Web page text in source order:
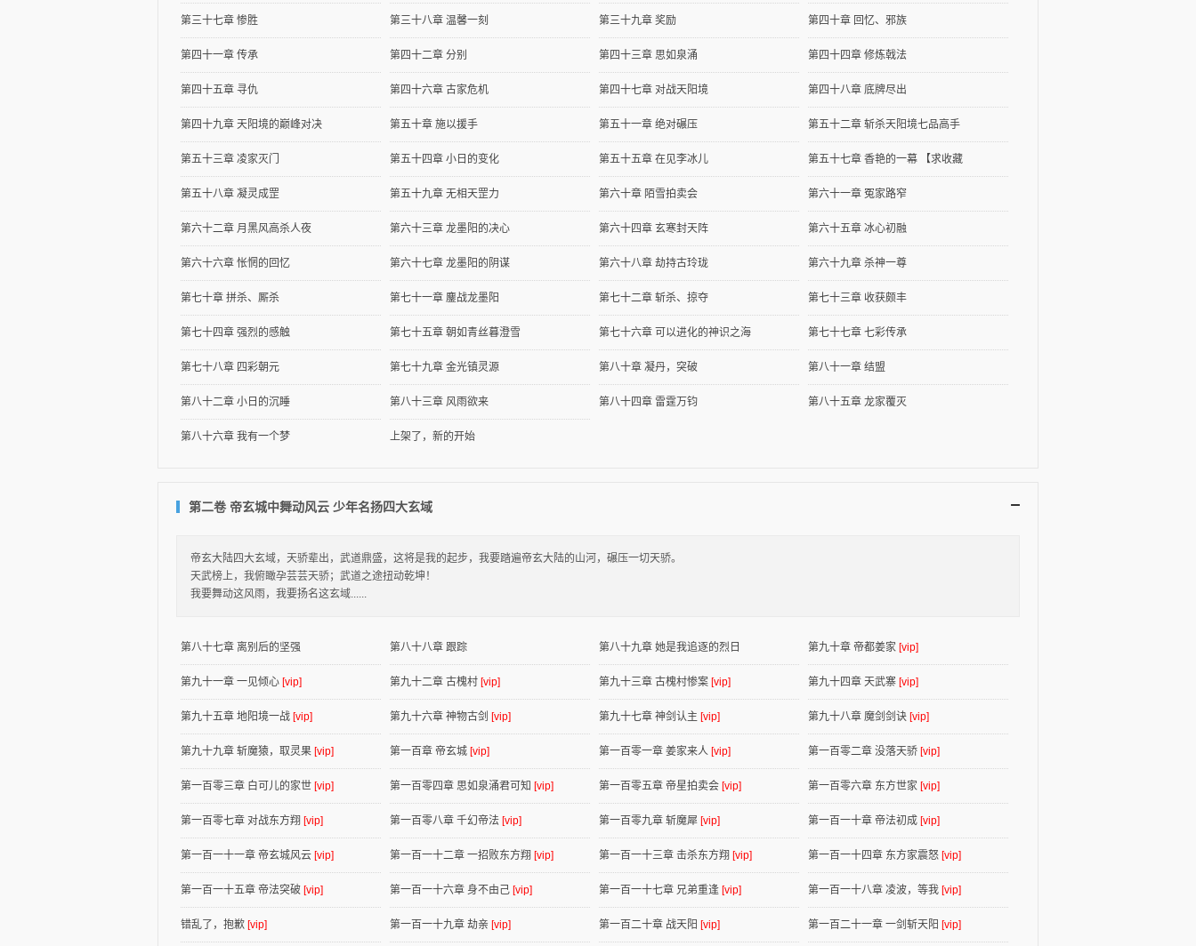
第三十七章 惨胜 第三十八章 温馨一刻 第三十九章 奖励 第四十章 回忆、邪族
第四十一章 传承 第四十二章 分别 第四十三章 思如泉涌 第四十四章 修炼戟法
第四十五章 寻仇 第四十六章 古家危机 第四十七章 对战天阳境 第四十八章 底牌尽出
第四十九章 天阳境的巅峰对决 第五十章 施以援手 第五十一章 绝对碾压 第五十二章 斩杀天阳境七品高手
第五十三章 凌家灭门 第五十四章 小日的变化 第五十五章 在见李冰儿 第五十七章 香艳的一幕 【求收藏
第五十八章 凝灵成罡 第五十九章 无相天罡力 第六十章 陌雪拍卖会 第六十一章 冤家路窄
第六十二章 月黑风高杀人夜 第六十三章 龙墨阳的决心 第六十四章 玄寒封天阵 第六十五章 冰心初融
第六十六章 怅惘的回忆 第六十七章 龙墨阳的阴谋 第六十八章 劫持古玲珑 第六十九章 杀神一尊
第七十章 拼杀、厮杀 第七十一章 鏖战龙墨阳 第七十二章 斩杀、掠夺 第七十三章 收获颇丰
第七十四章 强烈的感触 第七十五章 朝如青丝暮澄雪 第七十六章 可以进化的神识之海 第七十七章 七彩传承
第七十八章 四彩朝元 第七十九章 金光镇灵源 第八十章 凝丹，突破 第八十一章 结盟
第八十二章 小日的沉睡 第八十三章 风雨欲来 第八十四章 雷霆万钧 第八十五章 龙家覆灭
第八十六章 我有一个梦 上架了，新的开始
第二卷 帝玄城中舞动风云 少年名扬四大玄域
帝玄大陆四大玄域，天骄辈出，武道鼎盛，这将是我的起步，我要踏遍帝玄大陆的山河，碾压一切天骄。
天武榜上，我俯瞰孕芸芸天骄；武道之途扭动乾坤！
我要舞动这风雨，我要扬名这玄域......
第八十七章 离别后的坚强 第八十八章 跟踪 第八十九章 她是我追逐的烈日 第九十章 帝都姜家 [vip]
第九十一章 一见倾心 [vip] 第九十二章 古槐村 [vip] 第九十三章 古槐村惨案 [vip] 第九十四章 天武寨 [vip]
第九十五章 地阳境一战 [vip] 第九十六章 神物古剑 [vip] 第九十七章 神剑认主 [vip] 第九十八章 魔剑剑诀 [vip]
第九十九章 斩魔猿，取灵果 [vip] 第一百章 帝玄城 [vip] 第一百零一章 姜家来人 [vip] 第一百零二章 没落天骄 [vip]
第一百零三章 白可儿的家世 [vip] 第一百零四章 思如泉涌君可知 [vip] 第一百零五章 帝星拍卖会 [vip] 第一百零六章 东方世家 [vip]
第一百零七章 对战东方翔 [vip] 第一百零八章 千幻帝法 [vip] 第一百零九章 斩魔犀 [vip] 第一百一十章 帝法初成 [vip]
第一百一十一章 帝玄城风云 [vip] 第一百一十二章 一招败东方翔 [vip] 第一百一十三章 击杀东方翔 [vip] 第一百一十四章 东方家震怒 [vip]
第一百一十五章 帝法突破 [vip] 第一百一十六章 身不由己 [vip] 第一百一十七章 兄弟重逢 [vip] 第一百一十八章 凌波，等我 [vip]
错乱了，抱歉 [vip] 第一百一十九章 劫亲 [vip] 第一百二十章 战天阳 [vip] 第一百二十一章 一剑斩天阳 [vip]